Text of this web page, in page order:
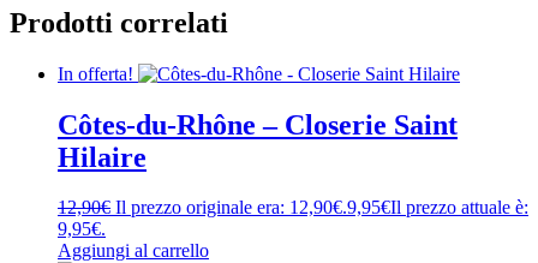
Prodotti correlati
In offerta!
Côtes-du-Rhône – Closerie Saint
Hilaire
12,90€ Il prezzo originale era: 12,90€.9,95€Il prezzo attuale è:
9,95€.
Aggiungi al carrello